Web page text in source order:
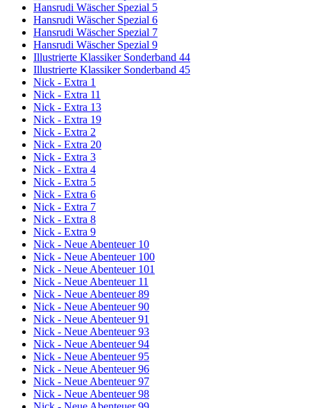
Hansrudi Wäscher Spezial 5
Hansrudi Wäscher Spezial 6
Hansrudi Wäscher Spezial 7
Hansrudi Wäscher Spezial 9
Illustrierte Klassiker Sonderband 44
Illustrierte Klassiker Sonderband 45
Nick - Extra 1
Nick - Extra 11
Nick - Extra 13
Nick - Extra 19
Nick - Extra 2
Nick - Extra 20
Nick - Extra 3
Nick - Extra 4
Nick - Extra 5
Nick - Extra 6
Nick - Extra 7
Nick - Extra 8
Nick - Extra 9
Nick - Neue Abenteuer 10
Nick - Neue Abenteuer 100
Nick - Neue Abenteuer 101
Nick - Neue Abenteuer 11
Nick - Neue Abenteuer 89
Nick - Neue Abenteuer 90
Nick - Neue Abenteuer 91
Nick - Neue Abenteuer 93
Nick - Neue Abenteuer 94
Nick - Neue Abenteuer 95
Nick - Neue Abenteuer 96
Nick - Neue Abenteuer 97
Nick - Neue Abenteuer 98